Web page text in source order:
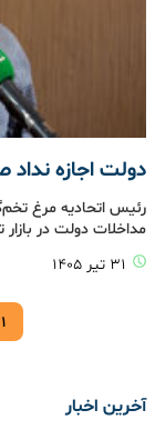
دولت اجازه
رئیس اتحادیه مرغ
مداخلات دولت در
۱
آخرین اخبار